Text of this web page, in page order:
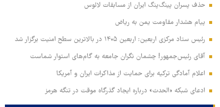
حذف پسران پینگ‌پنگ ایران از مسابقات لائوس
پیام هشدار مقاومت یمن به ریاض
رئیس ستاد مرکزی اربعین: اربعین ۱۴۰۵ در بالاترین سطح امنیت برگزار شد
آقای رئیس‌جمهور! چشمان نگران جامعه به گام‌های استوار شماست
اعلام آمادگی ترکیه برای حمایت از مذاکرات ایران و آمریکا
ادعای شبکه «الحدث» درباره ایجاد گذرگاه موقت در تنگه هرمز